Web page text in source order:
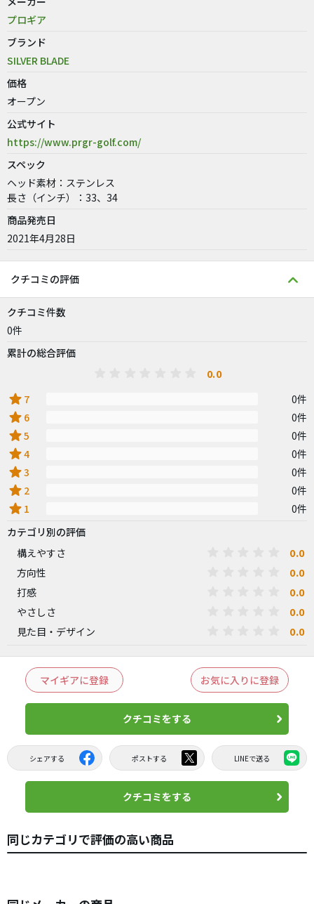
プロギア
ブランド
SILVER BLADE
価格
オープン
公式サイト
https://www.prgr-golf.com/
スペック
ヘッド素材：ステンレス
長さ（インチ）：33、34
商品発売日
2021年4月28日
クチコミの評価
クチコミ件数
0件
累計の総合評価
0.0
star 7 0件
star 6 0件
star5 0件
star4 0件
star3 0件
star 2 0件
star 1
0件
カテゴリ別の評価
構えやすさ
0.0
方向性 0.0
打感 0.0
やさしさ 0.0
見た目・デザイン 0.0
マイギアに登録 お気に入りに登録
クチコミをする
シェアする ポストする LINEで送る
クチコミをする
同じカテゴリで評価の高い商品